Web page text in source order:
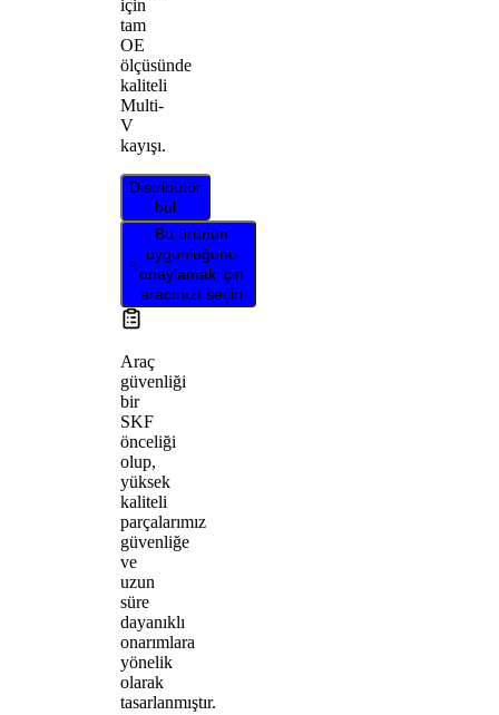
için
tam
OE
ölçüsünde
kaliteli
Multi-
V
kayışı.
Distribütör
bul
Bu ürünün
uygunluğunu
onaylamak için
aracınızı seçin
Araç
güvenliği
bir
SKF
önceliği
olup,
yüksek
kaliteli
parçalarımız
güvenliğe
ve
uzun
süre
dayanıklı
onarımlara
yönelik
olarak
tasarlanmıştır.